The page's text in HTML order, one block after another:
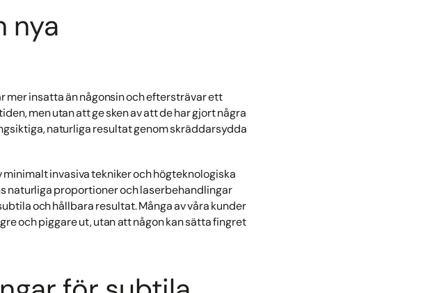
nya
mer insatta än någonsin och eftersträvar ett
men utan att ge sken av att de har gjort några
naturliga resultat genom skräddarsydda
minimalt invasiva tekniker och högteknologiska
naturliga proportioner och laserbehandlingar
och hållbara resultat. Många av våra kunder
och piggare ut, utan att någon kan sätta fingret